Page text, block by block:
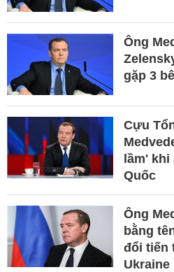
Ông
gặp 3
Cựu
lầm'
Quốc
Ông
bằng
đổi tiến
Ukraine